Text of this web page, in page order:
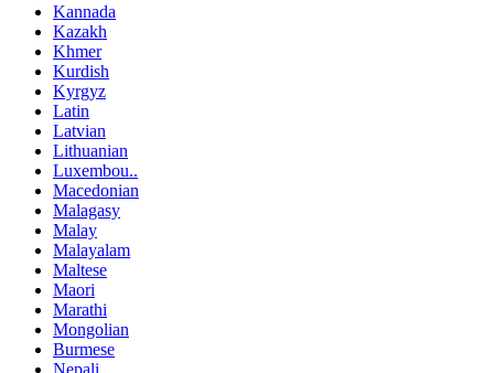
Kannada
Kazakh
Khmer
Kurdish
Kyrgyz
Latin
Latvian
Lithuanian
Luxembou..
Macedonian
Malagasy
Malay
Malayalam
Maltese
Maori
Marathi
Mongolian
Burmese
Nepali